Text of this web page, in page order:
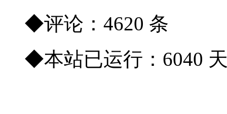
◆评论：4620 条
◆本站已运行：6040